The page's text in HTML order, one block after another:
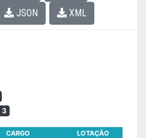
JSON
XML
3
CARGO LOTAÇÃO